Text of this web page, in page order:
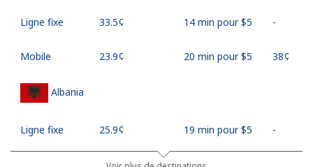
Ligne fixe ⁦33.5¢⁩ 14 min pour ⁦$5⁩ -
Mobile ⁦23.9¢⁩ 20 min pour ⁦$5⁩ ⁦38¢⁩
Albania
Ligne fixe ⁦25.9¢⁩ 19 min pour ⁦$5⁩ -
⁦48.5¢⁩ 10 min pour ⁦$5⁩